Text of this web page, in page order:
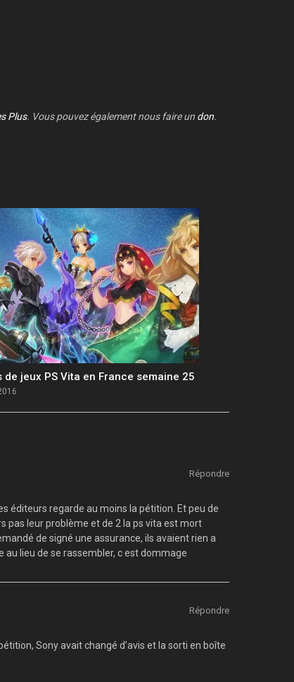
Plus. Vous pouvez également nous faire un don.
de jeux PS Vita en France semaine 25
Répondre
éditeurs regarde au moins la pétition. Et peu de
pas leur problème et de 2 la ps vita est mort
de signé une assurance, ils avaient rien a
au lieu de se rassembler, c est dommage
Répondre
Sony avait changé d’avis et la sorti en boîte